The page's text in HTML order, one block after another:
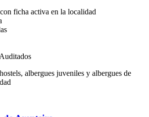
ficha activa en la localidad
albergues juveniles y albergues de